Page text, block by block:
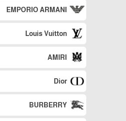
EMPORIO ARMANI
Louis Vuitton
AMIRI
Dior
BURBERRY